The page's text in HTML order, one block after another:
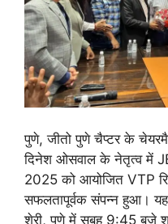
पुणे, जीतो पुणे चैप्टर के
दिनेश ओसवाल के नेतृत्व में
2025 को आयोजित VTP
सफलतापूर्वक संपन्न हुआ।
शेरी, पुणे में सुबह 9:45